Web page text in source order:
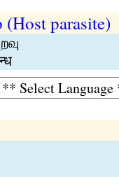
parasite)